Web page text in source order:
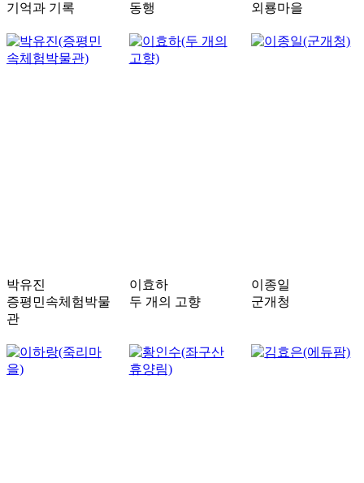
기억과 기록
동행
외룡마을
박유진
증평민속체험박물
관
이효하
두 개의 고향
이종일
군개청